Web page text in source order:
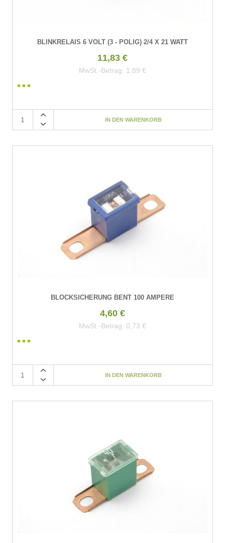
BLINKRELAIS 6 VOLT (3 - POLIG) 2/4 X 21 WATT
11,83 €
MwSt.-Betrag: 1,89 €
BLOCKSICHERUNG BENT 100 AMPERE
4,60 €
MwSt.-Betrag: 0,73 €